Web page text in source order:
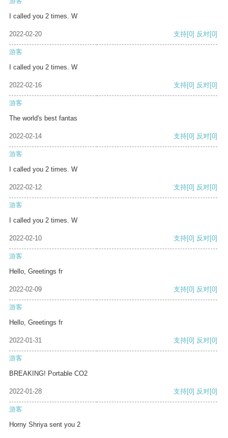
I called you 2 times. W
2022-02-20 支持[0] 反对[0]
游客
I called you 2 times. W
2022-02-16 支持[0] 反对[0]
游客
The world's best fantas
2022-02-14 支持[0] 反对[0]
游客
I called you 2 times. W
2022-02-12 支持[0] 反对[0]
游客
I called you 2 times. W
2022-02-10 支持[0] 反对[0]
游客
Hello, Greetings fr
2022-02-09 支持[0] 反对[0]
游客
Hello, Greetings fr
2022-01-31 支持[0] 反对[0]
游客
BREAKING! Portable CO2
2022-01-28 支持[0] 反对[0]
游客
Horny Shriya sent you 2